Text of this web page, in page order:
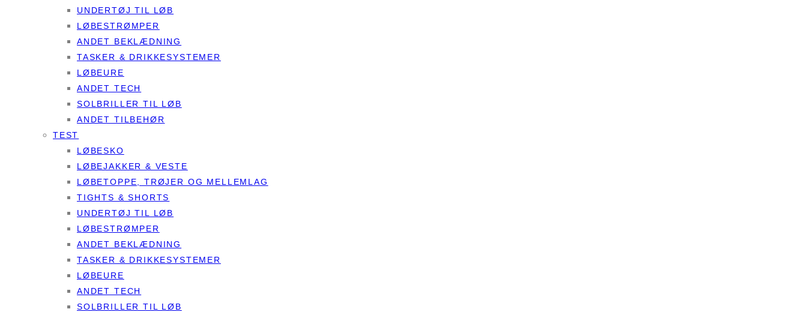
UNDERTØJ TIL LØB
LØBESTRØMPER
ANDET BEKLÆDNING
TASKER & DRIKKESYSTEMER
LØBEURE
ANDET TECH
SOLBRILLER TIL LØB
ANDET TILBEHØR
TEST
LØBESKO
LØBEJAKKER & VESTE
LØBETOPPE, TRØJER OG MELLEMLAG
TIGHTS & SHORTS
UNDERTØJ TIL LØB
LØBESTRØMPER
ANDET BEKLÆDNING
TASKER & DRIKKESYSTEMER
LØBEURE
ANDET TECH
SOLBRILLER TIL LØB